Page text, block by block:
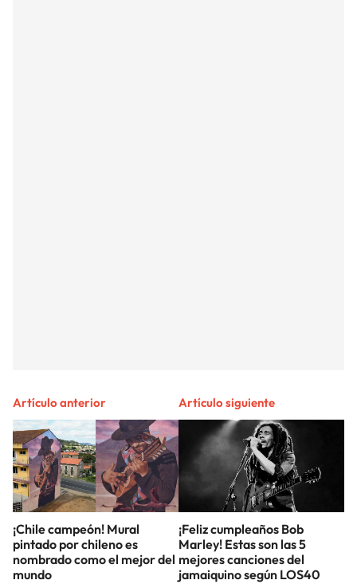
Artículo anterior
¡Chile campeón! Mural
pintado por chileno es
nombrado como el mejor del
mundo
Artículo siguiente
¡Feliz cumpleaños Bob
Marley! Estas son las 5
mejores canciones del
jamaiquino según LOS40